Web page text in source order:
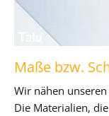
Maße bzw.
Wir nähen
Die Materialien,